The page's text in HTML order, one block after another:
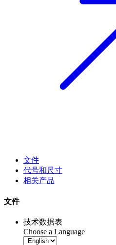
文件
代号和尺寸
相关产品
文件
技术数据表
Choose a Language